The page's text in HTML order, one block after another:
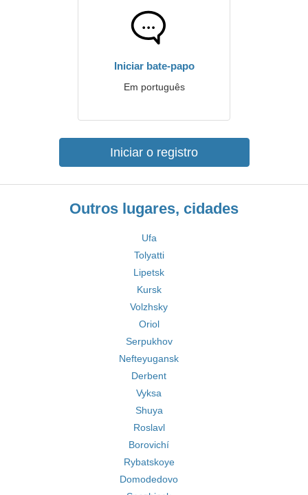
Iniciar bate-papo
Em português
Iniciar o registro
Outros lugares, cidades
Ufa
Tolyatti
Lipetsk
Kursk
Volzhsky
Oriol
Serpukhov
Nefteyugansk
Derbent
Vyksa
Shuya
Roslavl
Borovichí
Rybatskoye
Domodedovo